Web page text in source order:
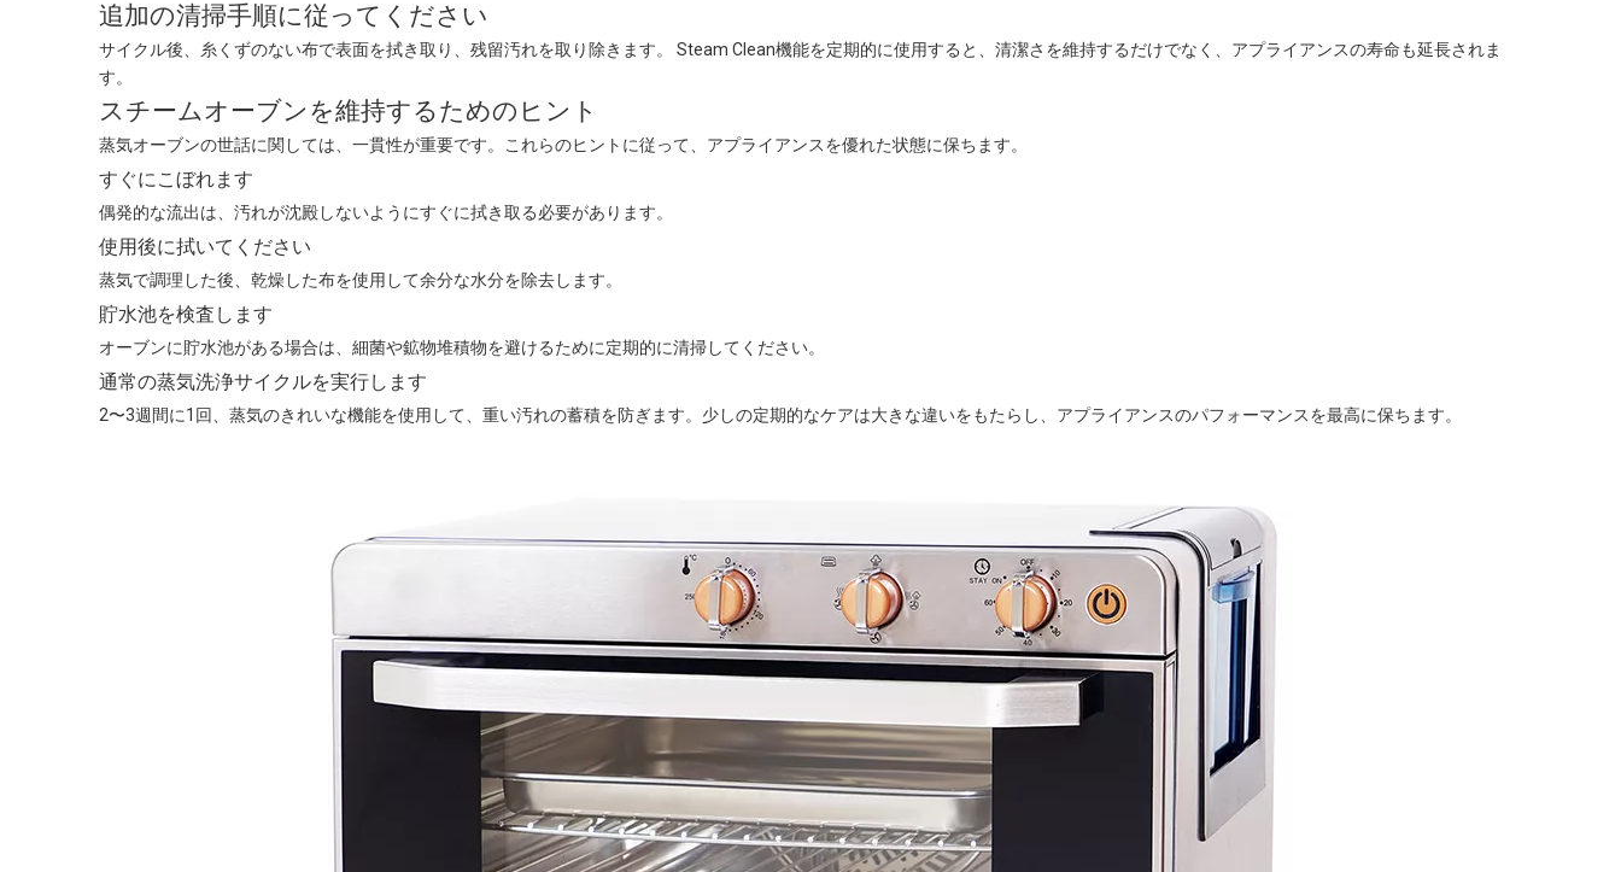
追加の清掃手順に従ってください
サイクル後、糸くずのない布で表面を拭き取り、残留汚れを取り除きます。 Steam Clean機能を定期的に使用すると、清潔さを維持するだけでなく、アプライアンスの寿命も延長されま
す。
スチームオーブンを維持するためのヒント
蒸気オーブンの世話に関しては、一貫性が重要です。これらのヒントに従って、アプライアンスを優れた状態に保ちます。
すぐにこぼれます
偶発的な流出は、汚れが沈殿しないようにすぐに拭き取る必要があります。
使用後に拭いてください
蒸気で調理した後、乾燥した布を使用して余分な水分を除去します。
貯水池を検査します
オーブンに貯水池がある場合は、細菌や鉱物堆積物を避けるために定期的に清掃してください。
通常の蒸気洗浄サイクルを実行します
2〜3週間に1回、蒸気のきれいな機能を使用して、重い汚れの蓄積を防ぎます。少しの定期的なケアは大きな違いをもたらし、アプライアンスのパフォーマンスを最高に保ちます。